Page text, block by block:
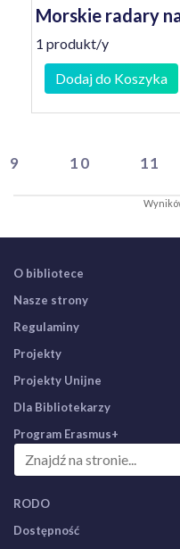
Morskie radary
1 produkt/y
Dodaj do Koszyka
9 10 11
O bibliotece
Nasze strony
Regulaminy
Projekty
Projekty Unijne
Dla Bibliotekarzy
Program Erasmus+
RODO
Dostępność